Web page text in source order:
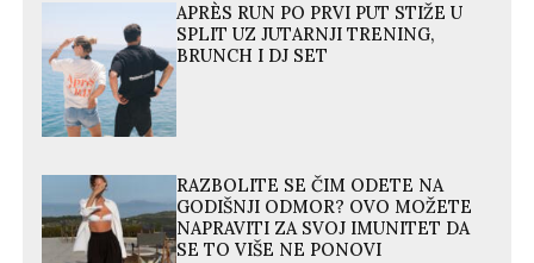
APRÈS RUN PO PRVI PUT STIŽE U
SPLIT UZ JUTARNJI TRENING,
BRUNCH I DJ SET
RAZBOLITE SE ČIM ODETE NA
GODIŠNJI ODMOR? OVO MOŽETE
NAPRAVITI ZA SVOJ IMUNITET DA
SE TO VIŠE NE PONOVI